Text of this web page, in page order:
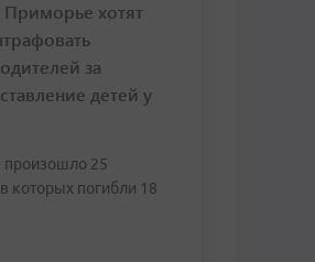
Приморье хотят
за
детей у
произошло 25
которых погибли 18